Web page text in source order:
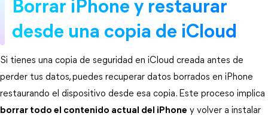
Borrar iPhone y restaurar
desde una copia de iCloud
Si tienes una copia de seguridad en iCloud creada antes de
perder tus datos, puedes recuperar datos borrados en iPhone
restaurando el dispositivo desde esa copia. Este proceso implica
borrar todo el contenido actual del iPhone y volver a instalar